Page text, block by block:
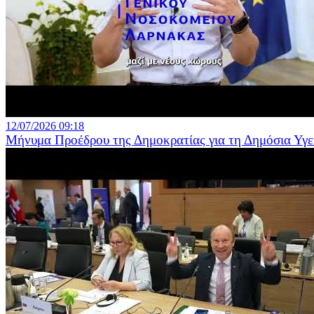
12/07/2026 09:18
Μήνυμα Προέδρου της Δημοκρατίας για τη Δημόσια